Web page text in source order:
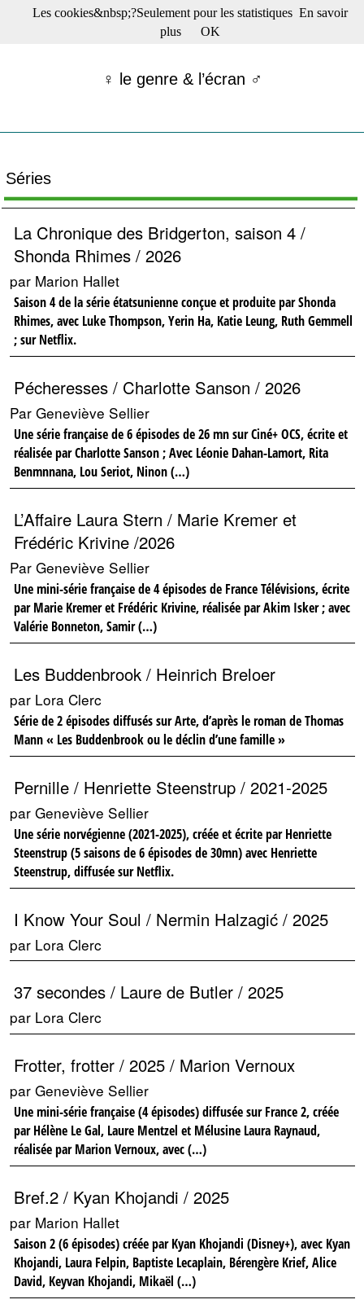
☰ Menu
Films récents
Archives
S’abonner à la Lettre !
♀ le genre & l’écran ♂
Séries
La Chronique des Bridgerton, saison 4 /
Shonda Rhimes / 2026
par Marion Hallet
Saison 4 de la série étatsunienne conçue et produite par Shonda
Rhimes, avec Luke Thompson, Yerin Ha, Katie Leung, Ruth Gemmell
; sur Netflix.
Pécheresses / Charlotte Sanson / 2026
Par Geneviève Sellier
Une série française de 6 épisodes de 26 mn sur Ciné+ OCS, écrite et
réalisée par Charlotte Sanson ; Avec Léonie Dahan-Lamort, Rita
Benmnnana, Lou Seriot, Ninon (…)
L’Affaire Laura Stern / Marie Kremer et
Frédéric Krivine /2026
Par Geneviève Sellier
Une mini-série française de 4 épisodes de France Télévisions, écrite
par Marie Kremer et Frédéric Krivine, réalisée par Akim Isker ; avec
Valérie Bonneton, Samir (…)
Les Buddenbrook / Heinrich Breloer
par Lora Clerc
Série de 2 épisodes diffusés sur Arte, d’après le roman de Thomas
Mann « Les Buddenbrook ou le déclin d’une famille »
Pernille / Henriette Steenstrup / 2021-2025
par Geneviève Sellier
Une série norvégienne (2021-2025), créée et écrite par Henriette
Steenstrup (5 saisons de 6 épisodes de 30mn) avec Henriette
Steenstrup, diffusée sur Netflix.
I Know Your Soul / Nermin Halzagić / 2025
par Lora Clerc
37 secondes / Laure de Butler / 2025
par Lora Clerc
Frotter, frotter / 2025 / Marion Vernoux
par Geneviève Sellier
Une mini-série française (4 épisodes) diffusée sur France 2, créée
par Hélène Le Gal, Laure Mentzel et Mélusine Laura Raynaud,
réalisée par Marion Vernoux, avec (…)
Bref.2 / Kyan Khojandi / 2025
par Marion Hallet
Saison 2 (6 épisodes) créée par Kyan Khojandi (Disney+), avec Kyan
Khojandi, Laura Felpin, Baptiste Lecaplain, Bérengère Krief, Alice
David, Keyvan Khojandi, Mikaël (…)
Les cookies&nbsp;?Seulement pour les statistiques En savoir
plus
OK